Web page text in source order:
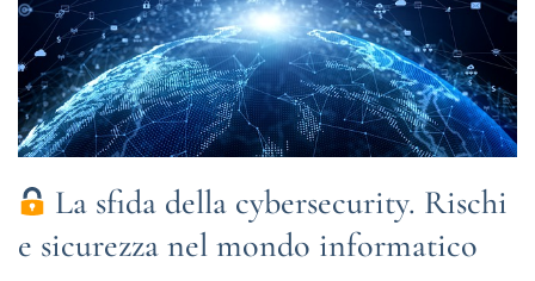
La sfida della cybersecurity. Rischi
e sicurezza nel mondo informatico